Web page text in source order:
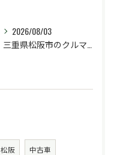
2026/08/03
松阪 中古車